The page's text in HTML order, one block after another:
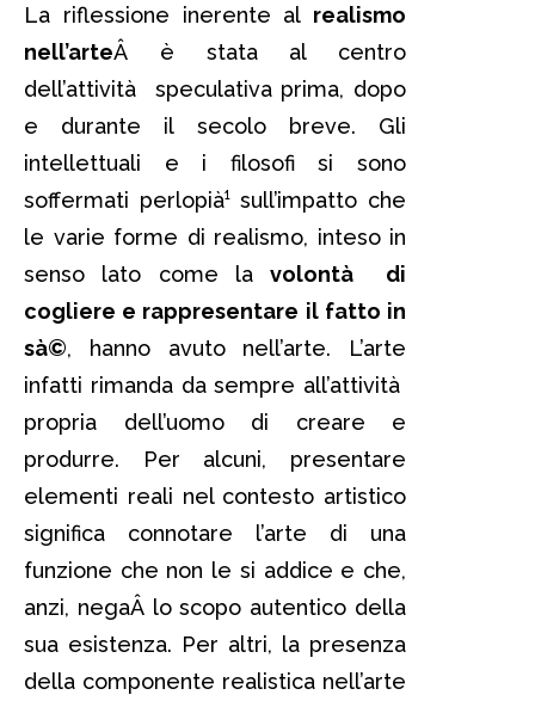
La riflessione inerente al realismo
nell’arteÂ è stata al centro
dell’attività speculativa prima, dopo
e durante il secolo breve. Gli
intellettuali e i filosofi si sono
soffermati perlopià¹ sull’impatto che
le varie forme di realismo, inteso in
senso lato come lavolontà di
cogliere e rappresentare il fatto in
sà©, hanno avuto nell’arte. L’arte
infatti rimanda da sempre all’attività
propria dell’uomo di creare e
produrre. Per alcuni, presentare
elementi reali nel contesto artistico
significa connotare l’arte di una
funzione che non le si addice e che,
anzi, negaÂ lo scopo autentico della
sua esistenza. Per altri, la presenza
della componente realistica nell’arte